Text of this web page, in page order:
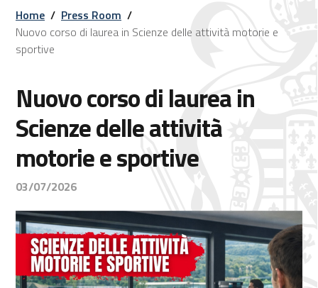
Home / Press Room /
Nuovo corso di laurea in Scienze delle attività motorie e
sportive
Nuovo corso di laurea in
Scienze delle attività
motorie e sportive
03/07/2026